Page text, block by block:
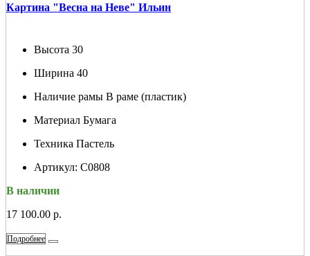
Картина "Весна на Неве" Ильин
Высота 30
Ширина 40
Наличие рамы В раме (пластик)
Материал Бумага
Техника Пастель
Артикул: С0808
В наличии
17 100.00 р.
Подробнее